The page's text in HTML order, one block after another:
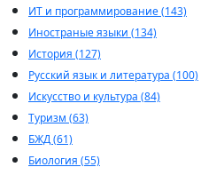
ИТ и программирование (143)
Иностраные языки (134)
История (127)
Русский язык и литература (100)
Искусство и культура (84)
Туризм (63)
БЖД (61)
Биология (55)